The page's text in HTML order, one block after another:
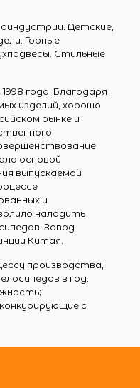
Детские,
Горные
Стильные
года. Благодаря
изделий, хорошо
рынке и
основой
выпускаемой
и
наладить
Завод
Китая.
производства,
в год.
с